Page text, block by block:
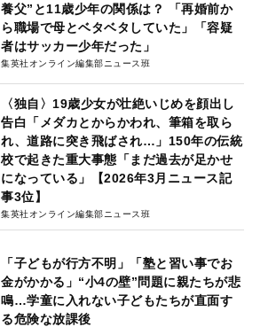
養父”と11歳少年の関係は？ 「再婚前か
ら職場で母とベタベタしていた」「容疑
者はサッカー少年だった」
集英社オンライン編集部ニュース班
〈独自〉19歳少女が壮絶いじめを顔出し
告白「メダカとからかわれ、筆箱を取ら
れ、道路に突き飛ばされ…」150年の伝統
校で起きた重大事態「まだ過去が足かせ
になっている」【2026年3月ニュース記
事3位】
集英社オンライン編集部ニュース班
「子どもが行方不明」「塾と習い事でお
金がかかる」“小4の壁”問題に親たちが悲
鳴…学童に入れない子どもたちが直面す
る危険な放課後